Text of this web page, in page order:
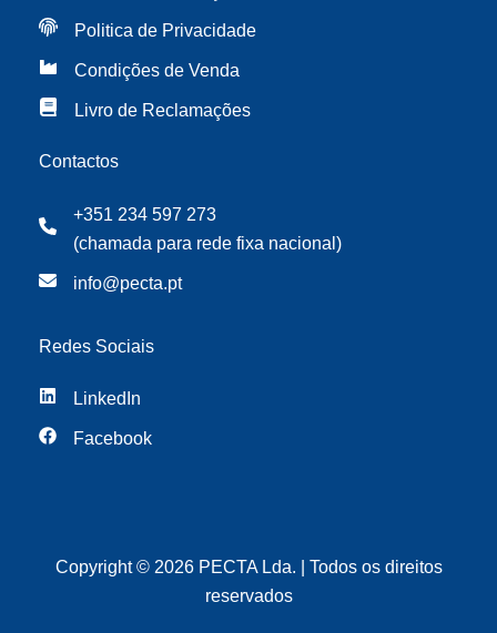
Politica de Privacidade
Condições de Venda
Livro de Reclamações
Contactos
+351 234 597 273
(chamada para rede fixa nacional)
info@pecta.pt
Redes Sociais
LinkedIn
Facebook
Copyright © 2026 PECTA Lda. | Todos os direitos
reservados